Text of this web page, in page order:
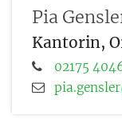
Pia
Kantorin,
02175